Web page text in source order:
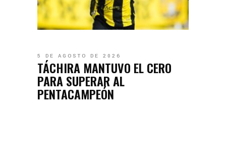
5 DE AGOSTO DE 2026
TÁCHIRA MANTUVO EL CERO
PARA SUPERAR AL
PENTACAMPEÓN